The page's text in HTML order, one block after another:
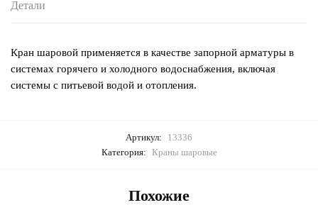
Детали
Кран шаровой применяется в качестве запорной арматуры в
системах горячего и холодного водоснабжения, включая
системы с питьевой водой и отопления.
Артикул:
13336
Категория: Краны шаровые
Похожие